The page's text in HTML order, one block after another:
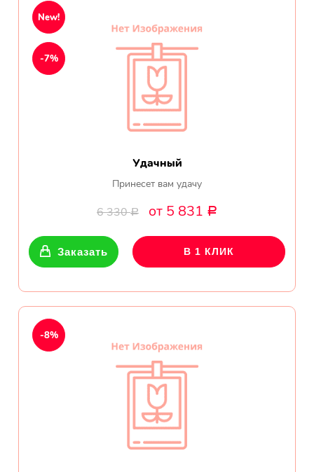
Удачный
Принесет вам удачу
6 330Р от 5 831 Р
New!
-7%
Заказать В 1 КЛИК
-8%